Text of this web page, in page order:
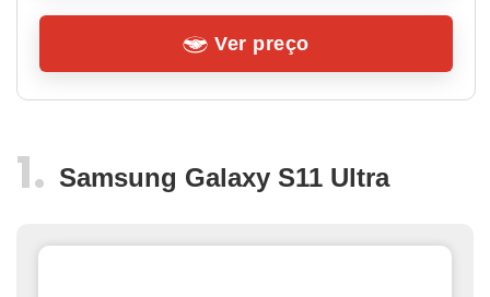
Ver preço
Samsung Galaxy S11 Ultra